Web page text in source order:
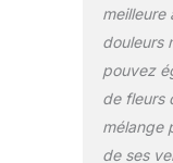
meilleure
douleurs
pouvez
de fleurs
mélange
de ses